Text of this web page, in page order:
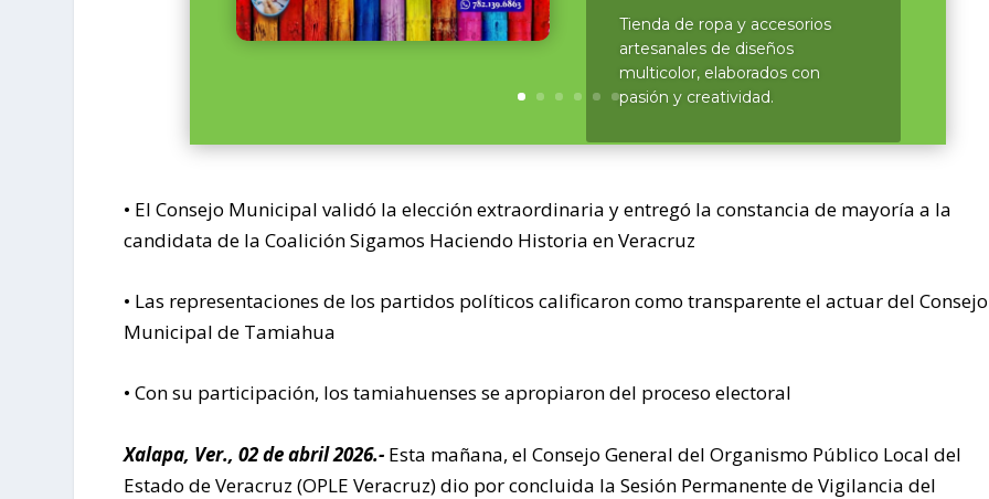
EN PIPA
«ADELITA
»
Servicio de agua potable en
pipa, llenado y lavado de
cisternas.
• El Consejo Municipal validó la elección extraordinaria y entregó la constancia de mayoría a la
candidata de la Coalición Sigamos Haciendo Historia en Veracruz
• Las representaciones de los partidos políticos calificaron como transparente el actuar del Consejo
Municipal de Tamiahua
• Con su participación, los tamiahuenses se apropiaron del proceso electoral
Xalapa, Ver., 02 de abril 2026.- Esta mañana, el Consejo General del Organismo Público Local del
Estado de Veracruz (OPLE Veracruz) dio por concluida la Sesión Permanente de Vigilancia del